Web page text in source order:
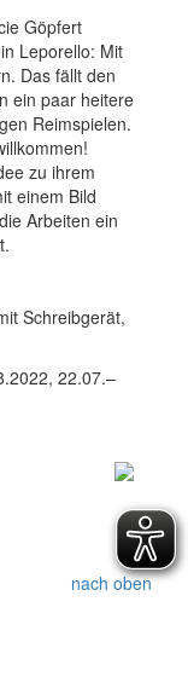
Göpfert
Leporello: Mit
Das fällt den
ein paar heitere
Reimspielen.
zu ihrem
einem Bild
Arbeiten ein
Schreibgerät,
22.07.–
nach oben